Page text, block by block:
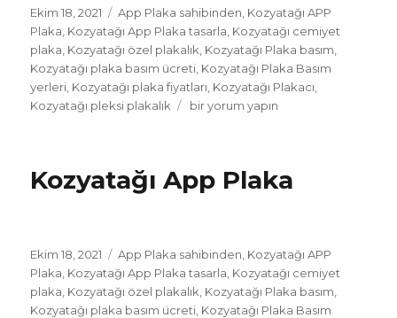
Yayın
tarihi
Ekim 18, 2021 Etiketler
App Plaka sahibinden Kozyatağı APP
Plaka Kozyatağı App Plaka tasarla Kozyatağı cemiyet
plaka Kozyatağı özel plakalık Kozyatağı Plaka basım
Kozyatağı plaka basım ücreti Kozyatağı Plaka Basım
yerleri Kozyatağı plaka fiyatları Kozyatağı Plakacı
Kozyatağı pleksi plakalık
Kozyatağı
bir yorum yapın
Kozyatağı App Plaka
Yayın
tarihi
Ekim 18, 2021 Etiketler
App Plaka sahibinden Kozyatağı APP
Plaka Kozyatağı App Plaka tasarla Kozyatağı cemiyet
plaka Kozyatağı özel plakalık Kozyatağı Plaka basım
Kozyatağı plaka basım ücreti Kozyatağı Plaka Basım